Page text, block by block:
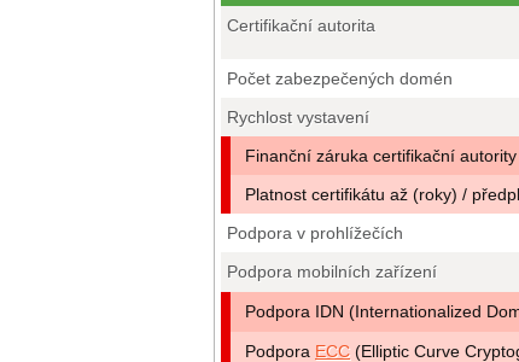
Certifikační autorita
Počet zabezpečených domén
Rychlost vystavení
Finanční záruka certifikační autority
Platnost certifikátu až (roky) /
Podpora v prohlížečích
Podpora mobilních zařízení
Podpora IDN (Internationalized
Podpora ECC (Elliptic Curve